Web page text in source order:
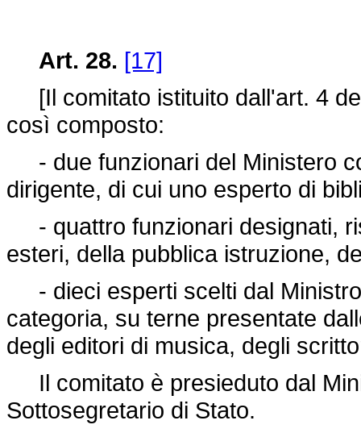
Art. 28. [17]
[Il comitato istituito dall'art. 4
così composto:
- due funzionari del Ministero
dirigente, di cui uno esperto di
- quattro funzionari designati,
esteri, della pubblica istruzione,
- dieci esperti scelti dal
categoria, su terne presentate
degli editori di musica, degli
Il comitato è presieduto dal
Sottosegretario di Stato.